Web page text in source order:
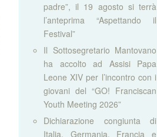
padre”, il 19 agosto si terrà
l’anteprima “Aspettando il
Festival”
Il Sottosegretario Mantovano
ha accolto ad Assisi Papa
Leone XIV per l’incontro con i
giovani del “GO! Franciscan
Youth Meeting 2026”
Dichiarazione congiunta di
Italia, Germania, Francia e